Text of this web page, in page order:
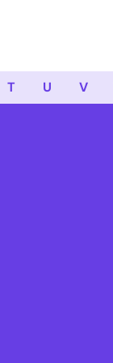
T U V